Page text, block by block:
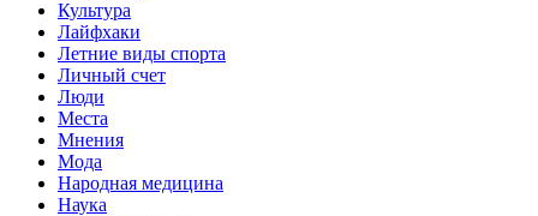
Культура
Лайфхаки
Летние виды спорта
Личный счет
Люди
Места
Мнения
Мода
Народная медицина
Наука